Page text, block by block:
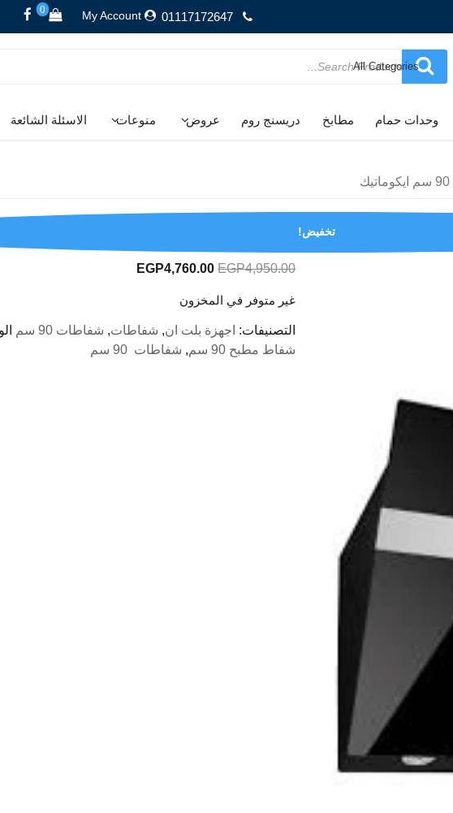
01117172647
My Account
0
Search
for
وحدات حمام مطابخ دريسنج روم عروض منوعات الاسئلة الشائعة
تخفيض!
EGP4,950.00
السعر
هو:
EGP4,950.00.
EGP4,760.00
السعر
EGP4,760.00.
غير متوفر في المخزون
التصنيفات: اجهزة بلت ان, شفاطات, شفاطات 90 سم
شفاط مطبح 90 سم
, شفاطات 90 سم